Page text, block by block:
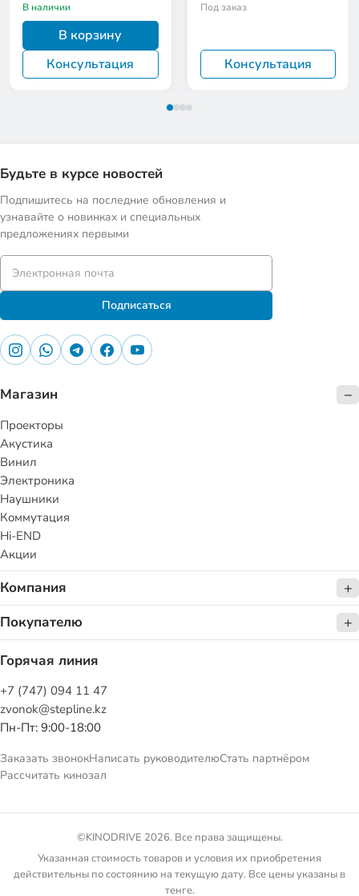
В наличии
В корзину
Консультация
Под заказ
Консультация
Будьте в курсе новостей
Подпишитесь на последние обновления и
узнавайте о новинках и специальных
предложениях первыми
Подписаться
Магазин
Проекторы
Акустика
Винил
Электроника
Наушники
Коммутация
Hi-END
Акции
Компания
Покупателю
Горячая линия
+7 (747) 094 11 47
zvonok@stepline.kz
Пн-Пт: 9:00-18:00
Заказать звонокНаписать руководителюСтать партнёром
Рассчитать кинозал
©KINODRIVE 2026. Все права защищены.
Указанная стоимость товаров и условия их приобретения
действительны по состоянию на текущую дату. Все цены указаны в
тенге.